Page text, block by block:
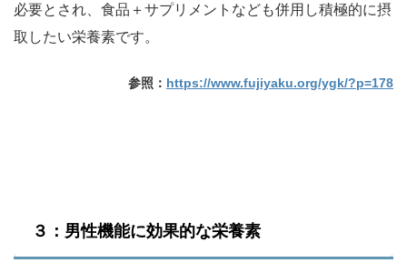
必要とされ、食品＋サプリメントなども併用し積極的に摂
取したい栄養素です。
参照： https://www.fujiyaku.org/ygk/?p=178
３：男性機能に効果的な栄養素